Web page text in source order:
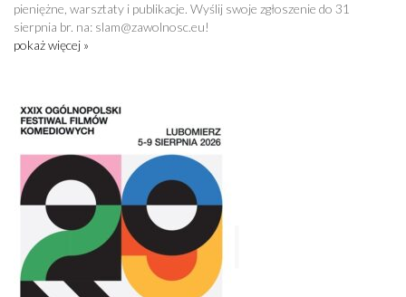
pieniężne, warsztaty i publikacje. Wyślij swoje zgłoszenie do 31
sierpnia br. na: slam@zawolnosc.eu!
pokaż więcej »